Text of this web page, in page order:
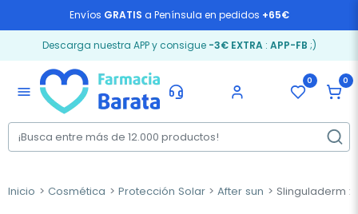
Envíos GRATIS a Península en pedidos +65€
Descarga nuestra APP y consigue -3€ EXTRA: APP-FB ;)
menu
0 0
Inicio Cosmética Protección Solar After sun SIinguladerm